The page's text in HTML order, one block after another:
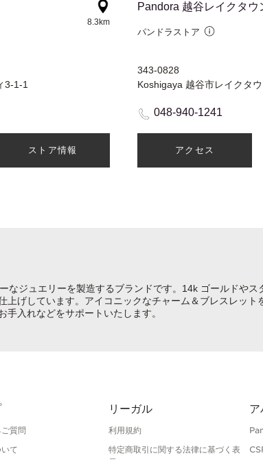
8.3km
3-1-1
ストア情報
Pandora 越谷レイクタウ
パンドラストア
343-0828
048-940-1241
アクセス
ジュエリーを製造するブランドです。14k ゴールドや
げしています。アイコニックなチャーム＆ブレスレッ
入れなどをサポートいたします。
質問
て
リーガル
利用規約
特定商取引に関する法律に基づく表
ア